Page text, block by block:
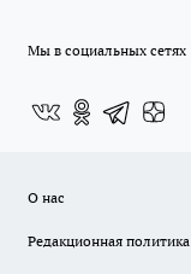
Мы в социальных сетях
О нас
Редакционная политика